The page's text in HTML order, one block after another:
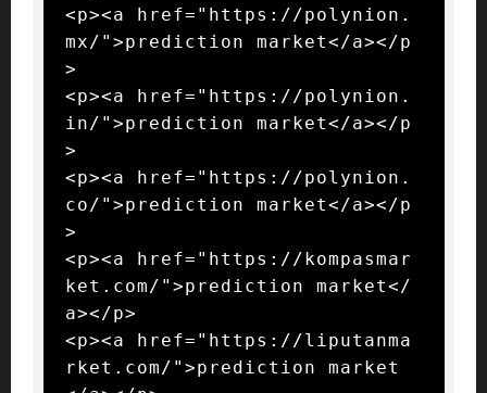
<p><a href="https://polynion.
mx/">prediction market</a></p
>
<p><a href="https://polynion.
in/">prediction market</a></p
>
<p><a href="https://polynion.
co/">prediction market</a></p
>
<p><a href="https://kompasmar
ket.com/">prediction market</
a></p>
<p><a href="https://liputanma
rket.com/">prediction market